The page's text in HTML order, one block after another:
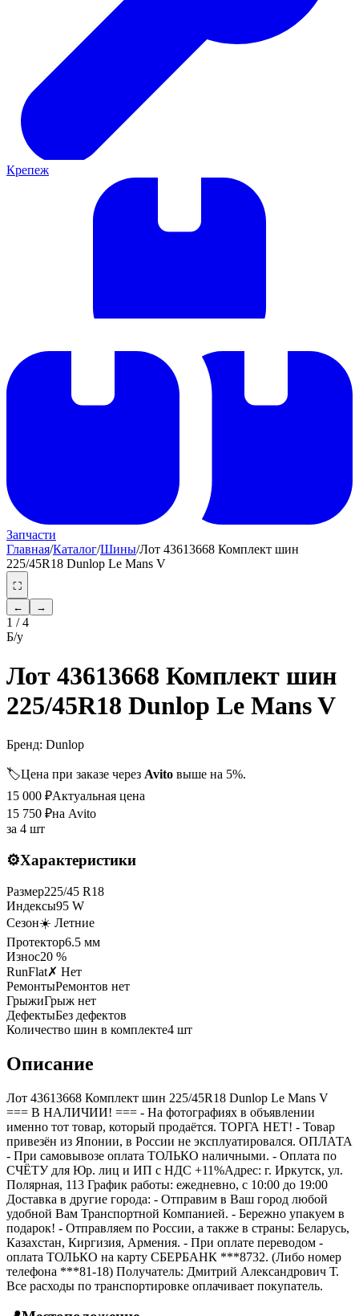
Крепеж
Запчасти
Главная/Каталог/Шины/Лот 43613668 Комплект шин
225/45R18 Dunlop Le Mans V
⛶
←
→
1 /4
Б/у
Лот 43613668 Комплект шин
225/45R18 Dunlop Le Mans V
Бренд: Dunlop
🏷️Цена при заказе через Avito выше на 5%.
15 000 ₽Актуальная цена
15 750 ₽на Avito
за 4 шт
⚙️Характеристики
Размер225/45 R18
Индексы95 W
Сезон☀️ Летние
Протектор6.5 мм
Износ20 %
RunFlat✗ Нет
РемонтыРемонтов нет
ГрыжиГрыж нет
ДефектыБез дефектов
Количество шин в комплекте4 шт
Описание
Лот 43613668 Комплект шин 225/45R18 Dunlop Le Mans V
=== B НАЛИЧИИ! === - На фотографиях в объявлении
именно тот товар, который продаётся. ТОРГА НЕТ! - Товар
привезён из Японии, в России не эксплуатировался. ОПЛАТА
- При самовывозе оплата ТОЛЬКО наличными. - Оплата по
СЧЁТУ для Юр. лиц и ИП с НДС +11%Адрес: г. Иркутск, ул.
Полярная, 113 График работы: ежедневно, с 10:00 до 19:00
Доставка в другие города: - Отправим в Ваш город любой
удобной Вам Транспортной Компанией. - Бережно упакуем в
подарок! - Отправляем по России, а также в страны: Беларусь,
Казахстан, Киргизия, Армения. - При оплате переводом -
оплата ТОЛЬКО на карту СБЕРБАНК ***8732. (Либо номер
телефона ***81-18) Получатель: Дмитрий Александрович Т.
Все расходы по транспортировке оплачивает покупатель.